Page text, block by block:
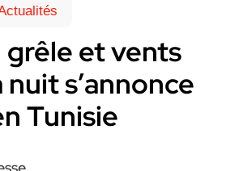
grêle et vents
s’annonce
Tunisie